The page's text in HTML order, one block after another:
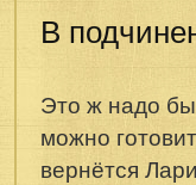
В
Это ж надо
можно
вернётся